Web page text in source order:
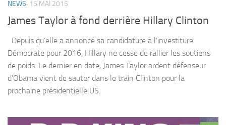
NEWS 15 MAI 2015
James Taylor à fond derrière Hillary Clinton
Depuis qu’elle a annoncé sa candidature à l’investiture
Démocrate pour 2016, Hillary ne cesse de rallier les soutiens
de poids. Le dernier en date, James Taylor ardent défenseur
d’Obama vient de sauter dans le train Clinton pour la
prochaine présidentielle US.